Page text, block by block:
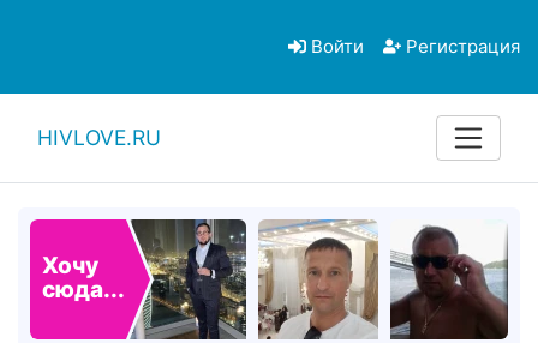
Войти Регистрация
HIVLOVE.RU
Хочу
сюда...